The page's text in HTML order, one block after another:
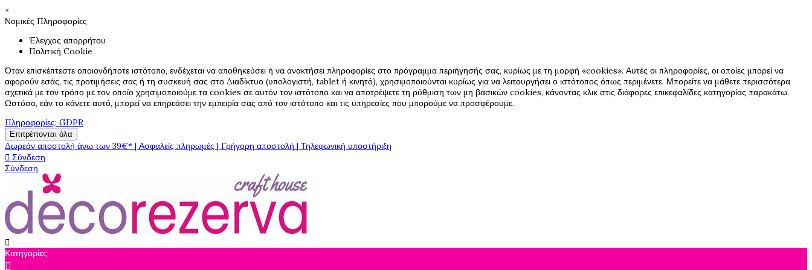
×
Νομικές Πληροφορίες
Έλεγχος απορρήτου
Πολιτική Cookie
Όταν επισκέπτεστε οποιονδήποτε ιστότοπο, ενδέχεται να αποθηκεύσει ή να ανακτήσει πληροφορίες στο πρόγραμμα περιήγησής σας, κυρίως με τη μορφή «cookies». Αυτές οι πληροφορίες, οι οποίες μπορεί να
αφορούν εσάς, τις προτιμήσεις σας ή τη συσκευή σας στο Διαδίκτυο (υπολογιστή, tablet ή κινητό), χρησιμοποιούνται κυρίως για να λειτουργήσει ο ιστότοπος όπως περιμένετε. Μπορείτε να μάθετε περισσότερα
σχετικά με τον τρόπο με τον οποίο χρησιμοποιούμε τα cookies σε αυτόν τον ιστότοπο και να αποτρέψετε τη ρύθμιση των μη βασικών cookies, κάνοντας κλικ στις διάφορες επικεφαλίδες κατηγορίας παρακάτω.
Ωστόσο, εάν το κάνετε αυτό, μπορεί να επηρεάσει την εμπειρία σας από τον ιστότοπο και τις υπηρεσίες που μπορούμε να προσφέρουμε.
Πληροφορίες: GDPR
Επιτρέπονται όλα
Δωρεάν αποστολή άνω των 39€* | Ασφαλείς πληρωμές | Γρήγορη αποστολή | Τηλεφωνική υποστήριξη
 Σύνδεση
Σύνδεση

Κατηγορίες
